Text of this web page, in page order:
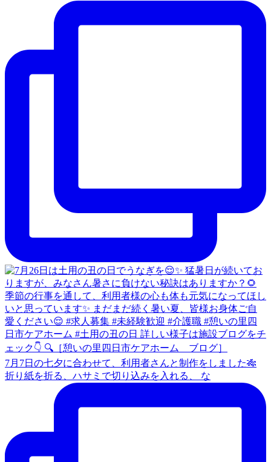
7月7日の七夕に合わせて、利用者さんと制作をしました🎋
折り紙を折る、ハサミで切り込みを入れる、 な